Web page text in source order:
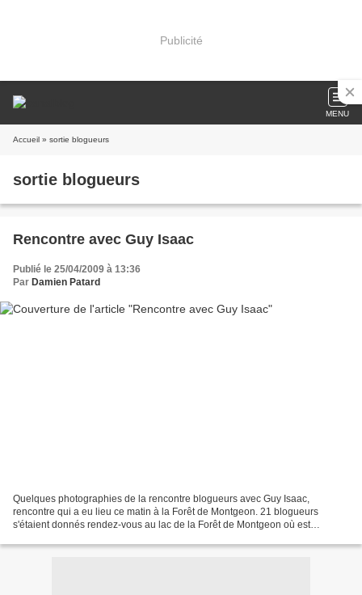
Publicité
MENU
Accueil » sortie blogueurs
sortie blogueurs
Rencontre avec Guy Isaac
Publié le 25/04/2009 à 13:36
Par Damien Patard
Quelques photographies de la rencontre blogueurs avec Guy Isaac,
rencontre qui a eu lieu ce matin à la Forêt de Montgeon. 21 blogueurs
s'étaient donnés rendez-vous au lac de la Forêt de Montgeon où est